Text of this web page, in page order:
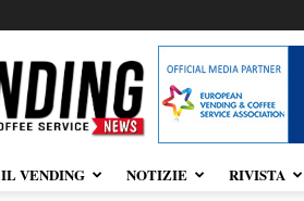
Vendingnews.it
IL VENDING NOTIZIE RIVISTA